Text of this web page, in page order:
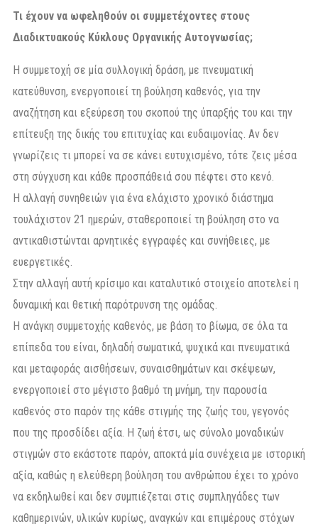
Τι έχουν να ωφεληθούν οι συμμετέχοντες στους
Διαδικτυακούς Κύκλους Οργανικής Αυτογνωσίας;
Η συμμετοχή σε μία συλλογική δράση, με πνευματική
κατεύθυνση, ενεργοποιεί τη βούληση καθενός, για την
αναζήτηση και εξεύρεση του σκοπού της ύπαρξής του και την
επίτευξη της δικής του επιτυχίας και ευδαιμονίας. Αν δεν
γνωρίζεις τι μπορεί να σε κάνει ευτυχισμένο, τότε ζεις μέσα
στη σύγχυση και κάθε προσπάθειά σου πέφτει στο κενό.
Η αλλαγή συνηθειών για ένα ελάχιστο χρονικό διάστημα
τουλάχιστον 21 ημερών, σταθεροποιεί τη βούληση στο να
αντικαθιστώνται αρνητικές εγγραφές και συνήθειες, με
ευεργετικές.
Στην αλλαγή αυτή κρίσιμο και καταλυτικό στοιχείο αποτελεί η
δυναμική και θετική παρότρυνση της ομάδας.
Η ανάγκη συμμετοχής καθενός, με βάση το βίωμα, σε όλα τα
επίπεδα του είναι, δηλαδή σωματικά, ψυχικά και πνευματικά
και μεταφοράς αισθήσεων, συναισθημάτων και σκέψεων,
ενεργοποιεί στο μέγιστο βαθμό τη μνήμη, την παρουσία
καθενός στο παρόν της κάθε στιγμής της ζωής του, γεγονός
που της προσδίδει αξία. Η ζωή έτσι, ως σύνολο μοναδικών
στιγμών στο εκάστοτε παρόν, αποκτά μία συνέχεια με ιστορική
αξία, καθώς η ελεύθερη βούληση του ανθρώπου έχει το χρόνο
να εκδηλωθεί και δεν συμπιέζεται στις συμπληγάδες των
καθημερινών, υλικών κυρίως, αναγκών και επιμέρους στόχων